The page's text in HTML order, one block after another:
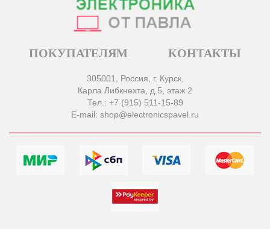
ПОКУПАТЕЛЯМ КОНТАКТЫ
305001, Россия, г. Курск,
Карла Либкнехта, д.5, этаж 2
Тел.: +7 (915) 511-15-89
E-mail: shop@electronicspavel.ru